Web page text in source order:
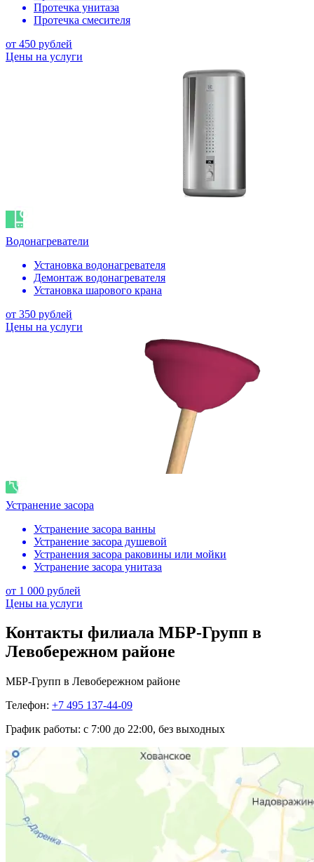
Протечка унитаза
Протечка смесителя
от 450 рублей
Цены на услуги
Водонагреватели
Установка водонагревателя
Демонтаж водонагревателя
Установка шарового крана
от 350 рублей
Цены на услуги
Устранение засора
Устранение засора ванны
Устранение засора душевой
Устранения засора раковины или мойки
Устранение засора унитаза
от 1 000 рублей
Цены на услуги
Контакты филиала МБР-Групп в
Левобережном районе
МБР-Групп в Левобережном районе
Телефон: +7 495 137-44-09
График работы: с 7:00 до 22:00, без выходных